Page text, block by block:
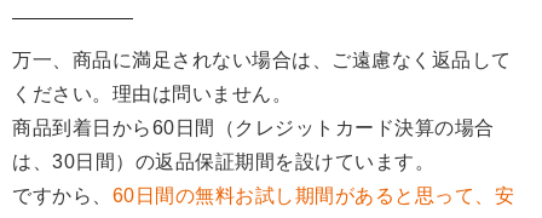
万一、商品に満足されない場合は、ご遠慮なく返品して
ください。理由は問いません。
商品到着日から60日間（クレジットカード決算の場合
は、30日間）の返品保証期間を設けています。
ですから、 60日間の無料お試し期間があると思って、安